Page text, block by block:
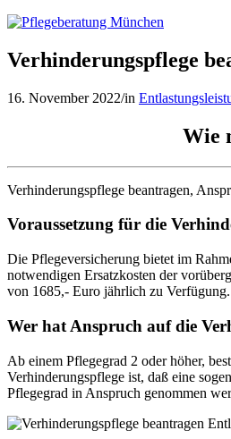
Verhinderungspflege
16. November 2022/in
Wie
Verhinderungspflege beantragen,
Voraussetzung für die
Die Pflegeversicherung bietet im
notwendigen Ersatzkosten der
von 1685,- Euro jährlich zu Verfügung.
Wer hat Anspruch auf die
Ab einem Pflegegrad 2 oder höher,
Verhinderungspflege ist, daß eine
Pflegegrad in Anspruch genommen